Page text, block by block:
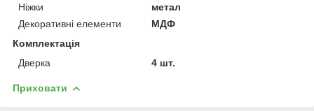
Ніжки
метал
Декоративні елементи
МДФ
Комплектація
Дверка
4 шт.
Приховати